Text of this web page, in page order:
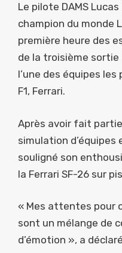
Le pilote DAMS
champion du monde
première heure des
de la troisième sortie
l’une des équipes
F1, Ferrari.
Après avoir fait
simulation d’équipes
souligné son
la Ferrari SF-26 sur
« Mes attentes pour
sont un mélange de
d’émotion », a